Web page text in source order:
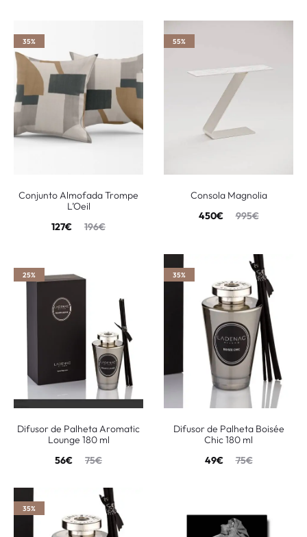
35%
Conjunto Almofada Trompe
L’Oeil
196€
127€
55%
Consola Magnolia
995€
450€
25%
Difusor de Palheta Aromatic
Lounge 180 ml
75€
56€
35%
Difusor de Palheta Boisée
Chic 180 ml
75€
49€
35%